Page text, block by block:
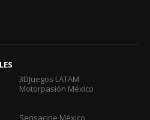
3DJuegos LATAM
Motorpasión México
Sensacine México